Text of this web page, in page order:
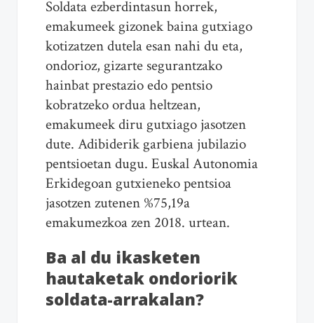
Soldata ezberdintasun horrek,
emakumeek gizonek baina gutxiago
kotizatzen dutela esan nahi du eta,
ondorioz, gizarte segurantzako
hainbat prestazio edo pentsio
kobratzeko ordua heltzean,
emakumeek diru gutxiago jasotzen
dute. Adibiderik garbiena jubilazio
pentsioetan dugu. Euskal Autonomia
Erkidegoan gutxieneko pentsioa
jasotzen zutenen %75,19a
emakumezkoa zen 2018. urtean.
Ba al du ikasketen
hautaketak ondoriorik
soldata-arrakalan?